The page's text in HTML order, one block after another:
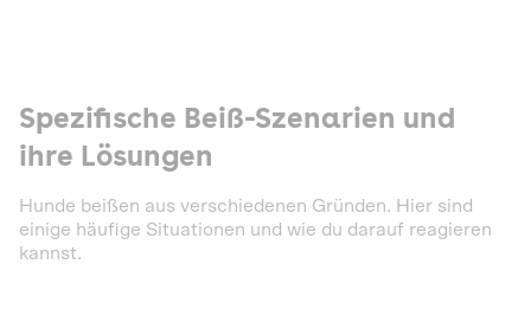
Spezifische Beiß-Szenarien und
ihre Lösungen
Hunde beißen aus verschiedenen Gründen. Hier sind
einige häufige Situationen und wie du darauf reagieren
kannst.